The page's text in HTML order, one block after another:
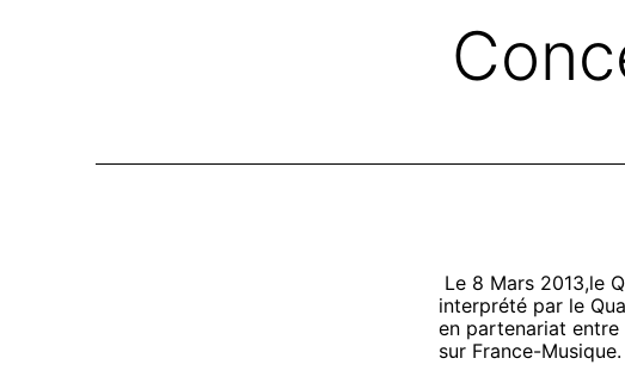
Le 8 Mars 2013,le
interprété par le
en partenariat entre
sur France-Musique.